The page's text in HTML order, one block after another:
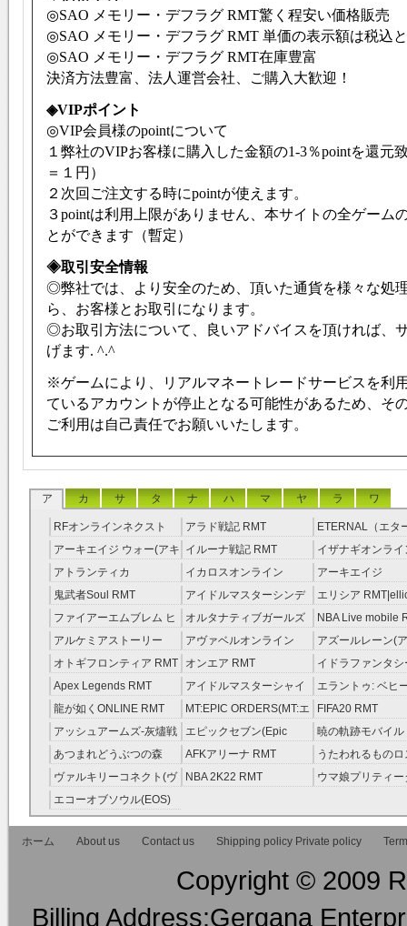
◎SAO メモリー・デフラグ RMT驚く程安い価格販売
◎SAO メモリー・デフラグ RMT 単価の表示額は税込
◎SAO メモリー・デフラグ RMT在庫豊富
決済方法豊富、法人運営会社、ご購入大歓迎！
◈VIPポイント
◎VIP会員様のpointについて
１弊社のVIPお客様に購入した金額の1-3％pointを還元
＝１円）
２次回ご注文する時にpointが使えます。
３pointは利用上限がありません、本サイトの全ゲーム
とができます（暫定）
◈取引安全情報
◎弊社では、より安全のため、頂いた通貨を様々な処
ら、お客様とお取引になります。
◎お取引方法について、良いアドバイスを頂ければ、
げます. ^.^
※ゲームにより、リアルマネートレードサービスを利
ているアカウントが停止となる可能性があるため、そ
ご利用は自己責任でお願いいたします。
ア カ サ タ ナ ハ マ ヤ ラ ワ
RFオンラインネクスト
RMT
アラド戦記 RMT
ETERNAL（エタ
RMT
アーキエイジ ウォー(アキ
ウオ) RMT
イルーナ戦記 RMT
イザナギオンライ
アトランティカ
RMT|Atlantica RMT
イカロスオンライン
RMT（予約制）
アーキエイジ
RMT|ArcheAge
約制）
鬼武者Soul RMT
アイドルマスターシンデ
レラガールズ(モバマス)
RMT
エリシア
RMT
ファイアーエムブレム ヒ
ーローズ(FEヒーローズ)
RMT
オルタナティブガールズ
RMT
NBA Live mobile
アルケミアストーリー
（アルスト） RMT
アヴァベルオンライン
RMT
アズールレーン(
RMT
オトギフロンティア RMT オンエア RMT
イドラファンタシ
ーサーガ RMT
Apex Legends RMT
アイドルマスターシャイ
ニーカラーズ(シャニマス)
RMT
エラントゥ: ベヒ
ピリット RMT
龍が如くONLINE RMT
MT:EPIC ORDERS(MT:エ
ピック・オーダーズ)
RMT
FIFA20 RMT
アッシュアームズ‐灰燼戦
線 RMT
エピックセブン(Epic
Seven) RMT
暁の軌跡モバイル
伝説 ） RMT
あつまれどうぶつの森
RMT
AFKアリーナ RMT
うたわれるもの
ラグ(ロスフラ)
ヴァルキリーコネクト(ヴ
ァルコネ) RMT
NBA 2K22 RMT
ウマ娘プリティー
エコーオブソウル(EOS)
RMT
ホーム
About us Contact us Shipping policy Private policy
Copyright © 2009
Billing Address:Gergana